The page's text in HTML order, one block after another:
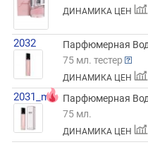
ДИНАМИКА ЦЕН
2032
Парфюмерная
75 мл. тестер
ДИНАМИКА ЦЕН
2031_m
Парфюмерная
75 мл.
ДИНАМИКА ЦЕН